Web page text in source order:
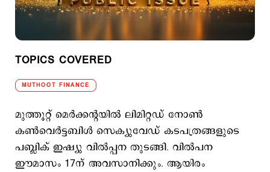
TOPICS COVERED
MUTHOOT FINANCE
മുത്തൂറ്റ് മെര്‍ക്കന്‍റയില്‍ ലിമിറ്റഡ് നോണ്‍
കണ്‍വെര്‍ട്ടബിള്‍ സെക്യുവേഡ് കടപത്രങ്ങളുടെ
പബ്ലിക് ഇഷ്യു വില്‍പ്പന തുടങ്ങി. വില്‍പന
ഈമാസം 17ന് അവസാനിക്കും. ആയിരം